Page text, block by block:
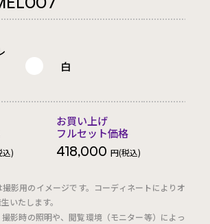
白
込)
お買い上げ
フルセット価格
418,000 円(税込)
影用のイメージです。コーディネートによりオ
いたします。
影時の照明や、閲覧環境（モニター等）によっ